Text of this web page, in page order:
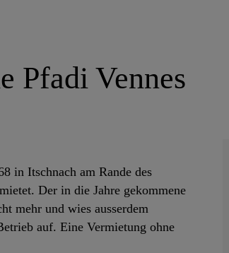
Pfadi Vennes
in Itschnach am Rande des
Der in die Jahre gekommene
mehr und wies ausserdem
auf. Eine Vermietung ohne